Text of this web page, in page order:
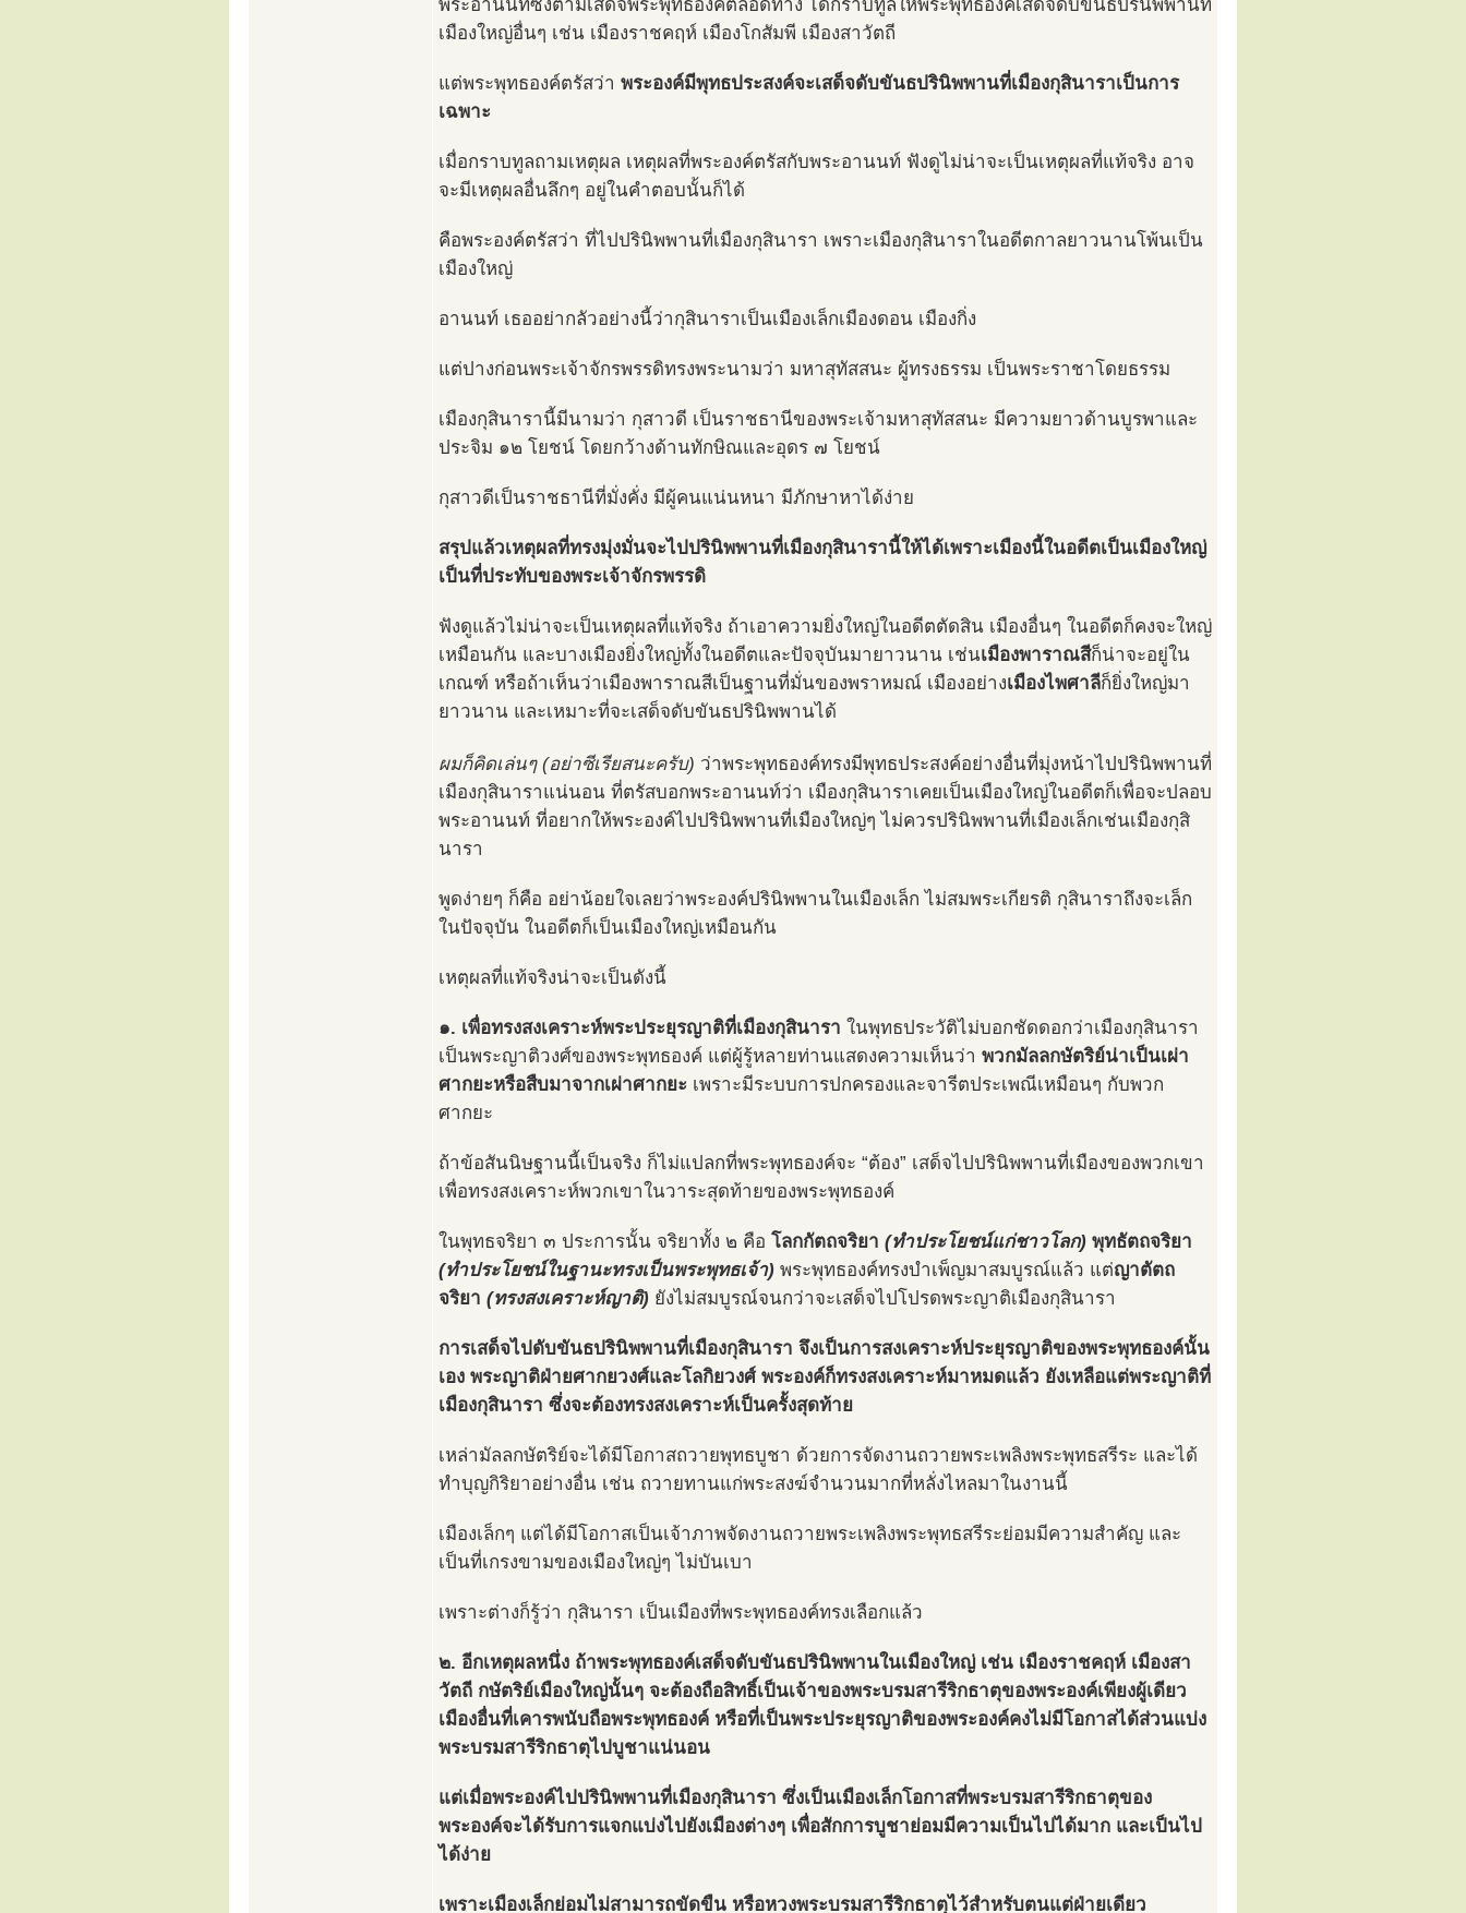
พระอานนท์ซึ่งตามเสด็จพระพุทธองค์ตลอดทาง ได้กราบทูลให้พระพุทธองค์เสด็จดับขันธปรินิพพานที่
เมืองใหญ่อื่นๆ เช่น เมืองราชคฤห์ เมืองโกสัมพี เมืองสาวัตถี
แต่พระพุทธองค์ตรัสว่า พระองค์มีพุทธประสงค์จะเสด็จดับขันธปรินิพพานที่เมืองกุสินาราเป็นการ
เฉพาะ
เมื่อกราบทูลถามเหตุผล เหตุผลที่พระองค์ตรัสกับพระอานนท์ ฟังดูไม่น่าจะเป็นเหตุผลที่แท้จริง อาจ
จะมีเหตุผลอื่นลึกๆ อยู่ในคำตอบนั้นก็ได้
คือพระองค์ตรัสว่า ที่ไปปรินิพพานที่เมืองกุสินารา เพราะเมืองกุสินาราในอดีตกาลยาวนานโพ้นเป็น
เมืองใหญ่
อานนท์ เธออย่ากลัวอย่างนี้ว่ากุสินาราเป็นเมืองเล็กเมืองดอน เมืองกิ่ง
แต่ปางก่อนพระเจ้าจักรพรรดิทรงพระนามว่า มหาสุทัสสนะ ผู้ทรงธรรม เป็นพระราชาโดยธรรม
เมืองกุสินารานี้มีนามว่า กุสาวดี เป็นราชธานีของพระเจ้ามหาสุทัสสนะ มีความยาวด้านบูรพาและ
ประจิม ๑๒ โยชน์ โดยกว้างด้านทักษิณและอุดร ๗ โยชน์
กุสาวดีเป็นราชธานีที่มั่งคั่ง มีผู้คนแน่นหนา มีภักษาหาได้ง่าย
สรุปแล้วเหตุผลที่ทรงมุ่งมั่นจะไปปรินิพพานที่เมืองกุสินารานี้ให้ได้เพราะเมืองนี้ในอดีตเป็นเมืองใหญ่
เป็นที่ประทับของพระเจ้าจักรพรรดิ
ฟังดูแล้วไม่น่าจะเป็นเหตุผลที่แท้จริง ถ้าเอาความยิ่งใหญ่ในอดีตตัดสิน เมืองอื่นๆ ในอดีตก็คงจะใหญ่
เหมือนกัน และบางเมืองยิ่งใหญ่ทั้งในอดีตและปัจจุบันมายาวนาน เช่นเมืองพาราณสีก็น่าจะอยู่ใน
เกณฑ์ หรือถ้าเห็นว่าเมืองพาราณสีเป็นฐานที่มั่นของพราหมณ์ เมืองอย่างเมืองไพศาลีก็ยิ่งใหญ่มา
ยาวนาน และเหมาะที่จะเสด็จดับขันธปรินิพพานได้
ผมก็คิดเล่นๆ (อย่าซีเรียสนะครับ) ว่าพระพุทธองค์ทรงมีพุทธประสงค์อย่างอื่นที่มุ่งหน้าไปปรินิพพานที่
เมืองกุสินาราแน่นอน ที่ตรัสบอกพระอานนท์ว่า เมืองกุสินาราเคยเป็นเมืองใหญ่ในอดีตก็เพื่อจะปลอบ
พระอานนท์ ที่อยากให้พระองค์ไปปรินิพพานที่เมืองใหญ่ๆ ไม่ควรปรินิพพานที่เมืองเล็กเช่นเมืองกุสิ
นารา
พูดง่ายๆ ก็คือ อย่าน้อยใจเลยว่าพระองค์ปรินิพพานในเมืองเล็ก ไม่สมพระเกียรติ กุสินาราถึงจะเล็ก
ในปัจจุบัน ในอดีตก็เป็นเมืองใหญ่เหมือนกัน
เหตุผลที่แท้จริงน่าจะเป็นดังนี้
๑. เพื่อทรงสงเคราะห์พระประยุรญาติที่เมืองกุสินารา ในพุทธประวัติไม่บอกชัดดอกว่าเมืองกุสินารา
เป็นพระญาติวงศ์ของพระพุทธองค์ แต่ผู้รู้หลายท่านแสดงความเห็นว่า พวกมัลลกษัตริย์น่าเป็นเผ่า
ศากยะหรือสืบมาจากเผ่าศากยะ เพราะมีระบบการปกครองและจารีตประเพณีเหมือนๆ กับพวก
ศากยะ
ถ้าข้อสันนิษฐานนี้เป็นจริง ก็ไม่แปลกที่พระพุทธองค์จะ “ต้อง” เสด็จไปปรินิพพานที่เมืองของพวกเขา
เพื่อทรงสงเคราะห์พวกเขาในวาระสุดท้ายของพระพุทธองค์
ในพุทธจริยา ๓ ประการนั้น จริยาทั้ง ๒ คือ โลกกัตถจริยา (ทำประโยชน์แก่ชาวโลก) พุทธัตถจริยา
(ทำประโยชน์ในฐานะทรงเป็นพระพุทธเจ้า) พระพุทธองค์ทรงบำเพ็ญมาสมบูรณ์แล้ว แต่ญาตัตถ
จริยา (ทรงสงเคราะห์ญาติ) ยังไม่สมบูรณ์จนกว่าจะเสด็จไปโปรดพระญาติเมืองกุสินารา
การเสด็จไปดับขันธปรินิพพานที่เมืองกุสินารา จึงเป็นการสงเคราะห์ประยุรญาติของพระพุทธองค์นั้น
เอง พระญาติฝ่ายศากยวงศ์และโลกิยวงศ์ พระองค์ก็ทรงสงเคราะห์มาหมดแล้ว ยังเหลือแต่พระญาติที่
เมืองกุสินารา ซึ่งจะต้องทรงสงเคราะห์เป็นครั้งสุดท้าย
เหล่ามัลลกษัตริย์จะได้มีโอกาสถวายพุทธบูชา ด้วยการจัดงานถวายพระเพลิงพระพุทธสรีระ และได้
ทำบุญกิริยาอย่างอื่น เช่น ถวายทานแก่พระสงฆ์จำนวนมากที่หลั่งไหลมาในงานนี้
เมืองเล็กๆ แต่ได้มีโอกาสเป็นเจ้าภาพจัดงานถวายพระเพลิงพระพุทธสรีระย่อมมีความสำคัญ และ
เป็นที่เกรงขามของเมืองใหญ่ๆ ไม่บันเบา
เพราะต่างก็รู้ว่า กุสินารา เป็นเมืองที่พระพุทธองค์ทรงเลือกแล้ว
๒. อีกเหตุผลหนึ่ง ถ้าพระพุทธองค์เสด็จดับขันธปรินิพพานในเมืองใหญ่ เช่น เมืองราชคฤห์ เมืองสา
วัตถี กษัตริย์เมืองใหญ่นั้นๆ จะต้องถือสิทธิ์เป็นเจ้าของพระบรมสารีริกธาตุของพระองค์เพียงผู้เดียว
เมืองอื่นที่เคารพนับถือพระพุทธองค์ หรือที่เป็นพระประยุรญาติของพระองค์คงไม่มีโอกาสได้ส่วนแบ่ง
พระบรมสารีริกธาตุไปบูชาแน่นอน
แต่เมื่อพระองค์ไปปรินิพพานที่เมืองกุสินารา ซึ่งเป็นเมืองเล็กโอกาสที่พระบรมสารีริกธาตุของ
พระองค์จะได้รับการแจกแบ่งไปยังเมืองต่างๆ เพื่อสักการบูชาย่อมมีความเป็นไปได้มาก และเป็นไป
ได้ง่าย
เพราะเมืองเล็กย่อมไม่สามารถขัดขืน หรือหวงพระบรมสารีริกธาตุไว้สำหรับตนแต่ฝ่ายเดียว